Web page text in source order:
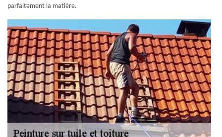
parfaitement la matière.